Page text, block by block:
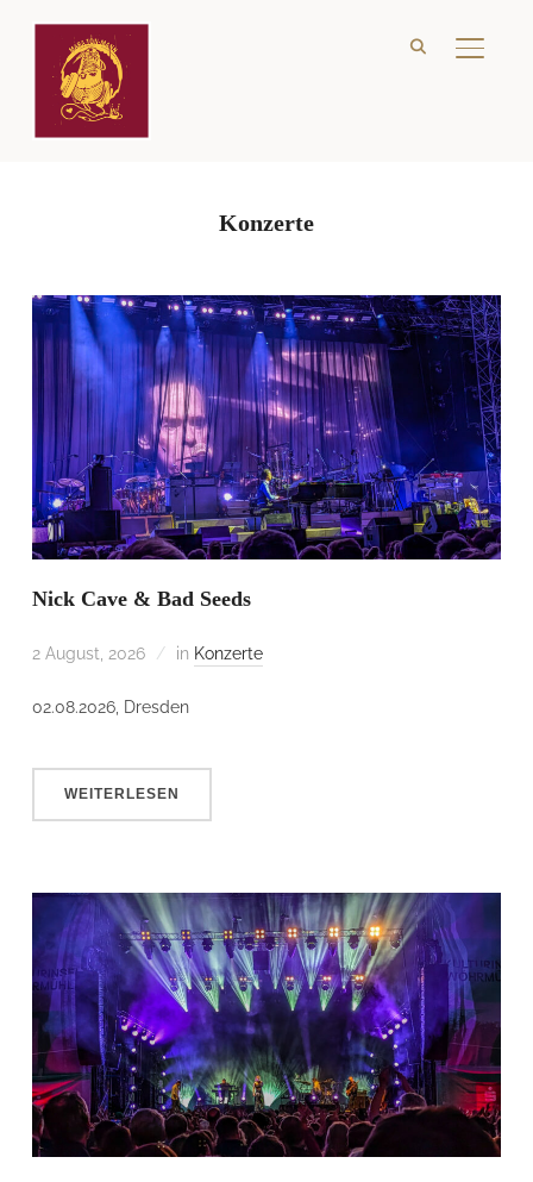
Konzerte
Nick Cave & Bad Seeds
2 August, 2026 in Konzerte
02.08.2026, Dresden
WEITERLESEN